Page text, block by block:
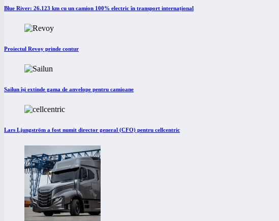
Blue River: 26.123 km cu un camion 100% electric în transport internațional
Proiectul Revoy prinde contur
Sailun își extinde gama de anvelope pentru camioane
Lars Ljungström a fost numit director general (CFO) pentru cellcentric